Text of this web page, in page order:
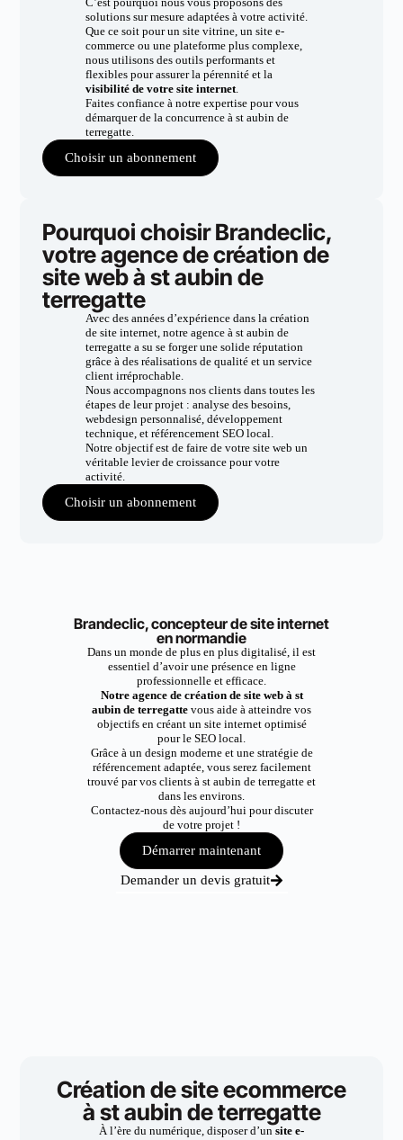
solutions sur mesure adaptées à votre activité.
Que ce soit pour un site vitrine, un site e-
commerce ou une plateforme plus complexe,
nous utilisons des outils performants et
flexibles pour assurer la pérennité et la
visibilité de votre site internet.
Faites confiance à notre expertise pour vous
démarquer de la concurrence à st aubin de
terregatte.
Choisir un abonnement
Pourquoi choisir Brandeclic,
votre agence de création de
site web à st aubin de
terregatte
Avec des années d’expérience dans la création
de site internet, notre agence à st aubin de
terregatte a su se forger une solide réputation
grâce à des réalisations de qualité et un service
client irréprochable.
Nous accompagnons nos clients dans toutes les
étapes de leur projet : analyse des besoins,
webdesign personnalisé, développement
technique, et référencement SEO local.
Notre objectif est de faire de votre site web un
véritable levier de croissance pour votre
activité.
Choisir un abonnement
Brandeclic, concepteur de site internet
en normandie
Dans un monde de plus en plus digitalisé, il est
essentiel d’avoir une présence en ligne
professionnelle et efficace.
Notre agence de création de site web à st
aubin de terregatte vous aide à atteindre vos
objectifs en créant un site internet optimisé
pour le SEO local.
Grâce à un design moderne et une stratégie de
référencement adaptée, vous serez facilement
trouvé par vos clients à st aubin de terregatte et
dans les environs.
Contactez-nous dès aujourd’hui pour discuter
de votre projet !
Démarrer maintenant
Demander un devis gratuit
Création de site ecommerce
à st aubin de terregatte
À l’ère du numérique, disposer d’un site e-